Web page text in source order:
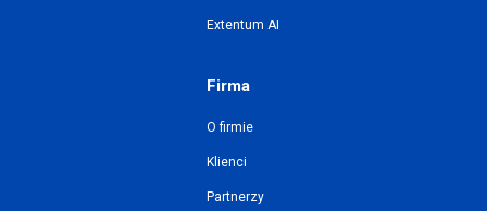
Extentum AI
Firma
O firmie
Klienci
Partnerzy